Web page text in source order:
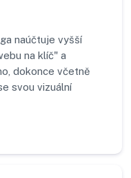
naúčtuje vyšší
na klíč" a
dokonce včetně
svou vizuální